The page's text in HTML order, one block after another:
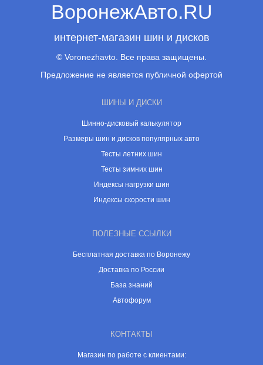
ВоронежАвто.RU
интернет-магазин шин и дисков
© Voronezhavto. Все права защищены.
Предложение не является публичной офертой
ШИНЫ И ДИСКИ
Шинно-дисковый калькулятор
Размеры шин и дисков популярных авто
Тесты летних шин
Тесты зимних шин
Индексы нагрузки шин
Индексы скорости шин
ПОЛЕЗНЫЕ ССЫЛКИ
Бесплатная доставка по Воронежу
Доставка по России
База знаний
Автофорум
КОНТАКТЫ
Магазин по работе с клиентами: